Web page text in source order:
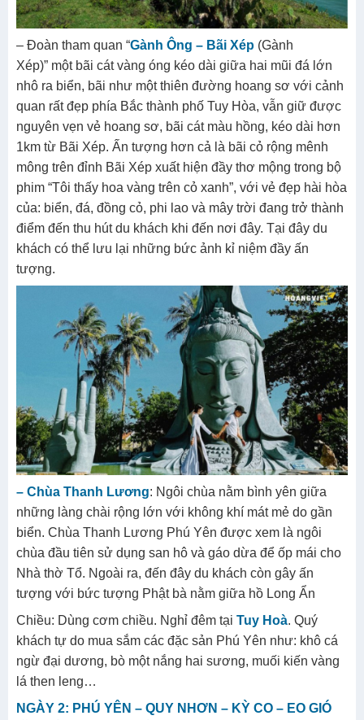
– Đoàn tham quan “Gành Ông – Bãi Xép (Gành
Xép)” một bãi cát vàng óng kéo dài giữa hai mũi đá lớn
nhô ra biển, bãi như một thiên đường hoang sơ với cảnh
quan rất đẹp phía Bắc thành phố Tuy Hòa, vẫn giữ được
nguyên vẹn vẻ hoang sơ, bãi cát màu hồng, kéo dài hơn
1km từ Bãi Xép. Ấn tượng hơn cả là bãi cỏ rộng mênh
mông trên đỉnh Bãi Xép xuất hiện đầy thơ mộng trong bộ
phim “Tôi thấy hoa vàng trên cỏ xanh”, với vẻ đẹp hài hòa
của: biển, đá, đồng cỏ, phi lao và mây trời đang trở thành
điểm đến thu hút du khách khi đến nơi đây. Tại đây du
khách có thể lưu lại những bức ảnh kỉ niệm đầy ấn
tượng.
– Chùa Thanh Lương: Ngôi chùa nằm bình yên giữa
những làng chài rộng lớn với không khí mát mẻ do gần
biển. Chùa Thanh Lương Phú Yên được xem là ngôi
chùa đầu tiên sử dụng san hô và gáo dừa để ốp mái cho
Nhà thờ Tổ. Ngoài ra, đến đây du khách còn gây ấn
tượng với bức tượng Phật bà nằm giữa hồ Long Ẩn
Chiều: Dùng cơm chiều. Nghỉ đêm tại Tuy Hoà. Quý
khách tự do mua sắm các đặc sản Phú Yên như: khô cá
ngừ đại dương, bò một nắng hai sương, muối kiến vàng
lá then leng…
NGÀY 2: PHÚ YÊN – QUY NHƠN – KỲ CO – EO GIÓ